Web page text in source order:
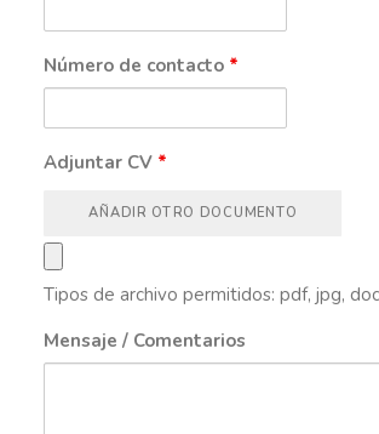
Número de contacto *
Adjuntar CV *
AÑADIR OTRO DOCUMENTO
Tipos de archivo permitidos: pdf, jpg,
Mensaje / Comentarios